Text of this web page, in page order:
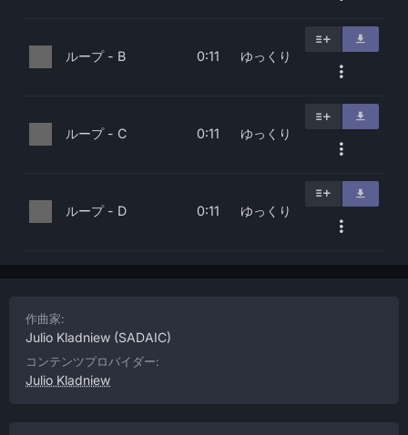
ループ - B 0:11 ゆっくり
ループ - C 0:11 ゆっくり
ループ - D 0:11 ゆっくり
作曲家:
Julio Kladniew (SADAIC)
コンテンツプロバイダー:
Julio Kladniew